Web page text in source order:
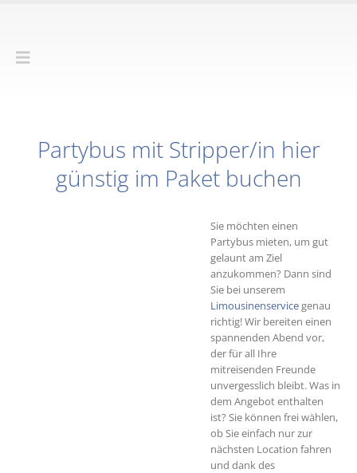
Partybus mit Stripper/in hier
günstig im Paket buchen
Sie möchten einen
Partybus mieten, um gut
gelaunt am Ziel
anzukommen? Dann sind
Sie bei unserem
Limousinenservicegenau
richtig! Wir bereiten einen
spannenden Abend vor,
der für all Ihre
mitreisenden Freunde
unvergesslich bleibt. Was in
dem Angebot enthalten
ist? Sie können frei wählen,
ob Sie einfach nur zur
nächsten Location fahren
und dank des